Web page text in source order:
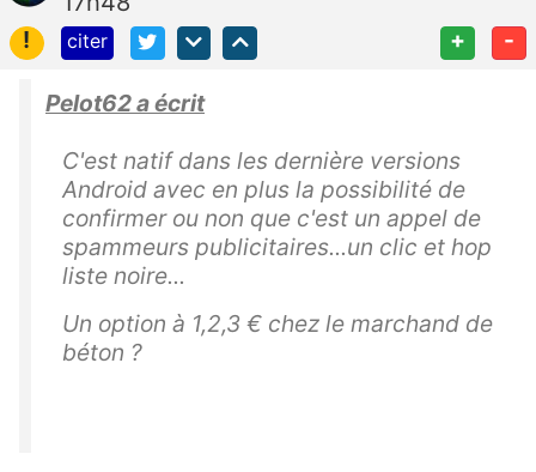
!
citer + -
Pelot62 a écrit
C'est natif dans les dernière versions
Android avec en plus la possibilité de
confirmer ou non que c'est un appel de
spammeurs publicitaires...un clic et hop
liste noire...
Un option à 1,2,3 € chez le marchand de
béton ?